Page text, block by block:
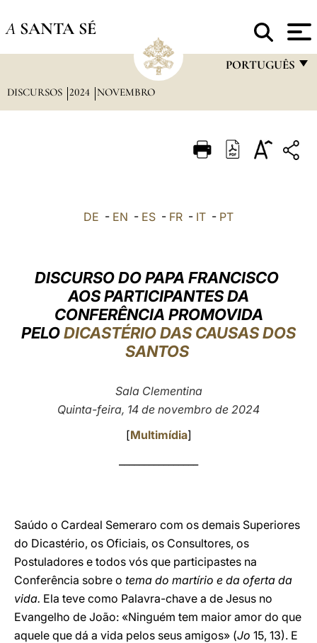
A SANTA SÉ
PORTUGUÊS
ITALIANO
العربيّة
中文
LATINE
DISCURSOS 2024 NOVEMBRO
DE - EN - ES - FR - IT - PT
DISCURSO DO PAPA FRANCISCO
AOS PARTICIPANTES DA
CONFERÊNCIA PROMOVIDA
PELODICASTÉRIO DAS CAUSAS DOS
SANTOS
Sala Clementina
Quinta-feira, 14 de novembro de 2024
[Multimídia]
Saúdo o Cardeal Semeraro com os demais Superiores
do Dicastério, os Oficiais, os Consultores, os
Postuladores e todos vós que participastes na
Conferência sobre o tema do martírio e da oferta da
vida. Ela teve como Palavra-chave a de Jesus no
Evangelho de João: «Ninguém tem maior amor do que
aquele que dá a vida pelos seus amigos» (Jo 15, 13). E